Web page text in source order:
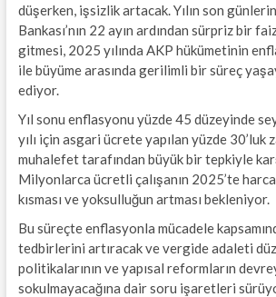
düşerken, işsizlik artacak. Yılın son
Bankası’nın 22 ayın ardından sürpriz bir
gitmesi, 2025 yılında AKP hükümetinin
ile büyüme arasında gerilimli bir süreç
ediyor.
Yıl sonu enflasyonu yüzde 45 düzeyinde
yılı için asgari ücrete yapılan yüzde 30’luk
muhalefet tarafından büyük bir tepkiyle
Milyonlarca ücretli çalışanın 2025’te
kısması ve yoksulluğun artması bekleniyor.
Bu süreçte enflasyonla mücadele
tedbirlerini artıracak ve vergide adaleti
politikalarının ve yapısal reformların
sokulmayacağına dair soru işaretleri